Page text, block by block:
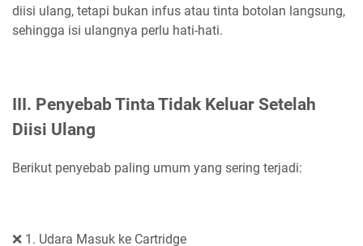
diisi ulang, tetapi bukan infus atau tinta botolan langsung,
sehingga isi ulangnya perlu hati-hati.
III. Penyebab Tinta Tidak Keluar Setelah
Diisi Ulang
Berikut penyebab paling umum yang sering terjadi:
❌ 1. Udara Masuk ke Cartridge